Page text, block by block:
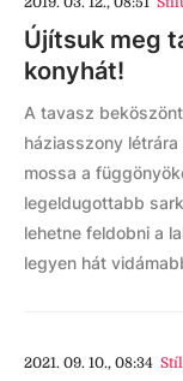
Újítsuk meg
konyhát!
A tavasz
háziasszony
mossa a
legeldugottabb
lehetne feldobni a
legyen hát
2021. 09. 10., 08:34